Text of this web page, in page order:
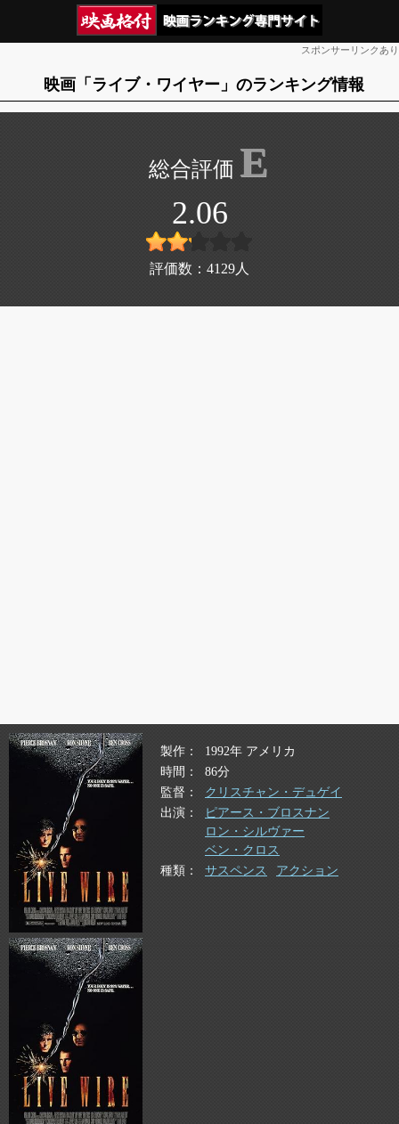
スポンサーリンクあり
映画「ライブ・ワイヤー」のランキング情報
E
2.06
評価数： 4129 人
製作
1992年 アメリカ
時間
86分
監督
クリスチャン・デュゲイ
出演
ピアース・ブロスナン
ロン・シルヴァー
ベン・クロス
種類
サスペンス アクション